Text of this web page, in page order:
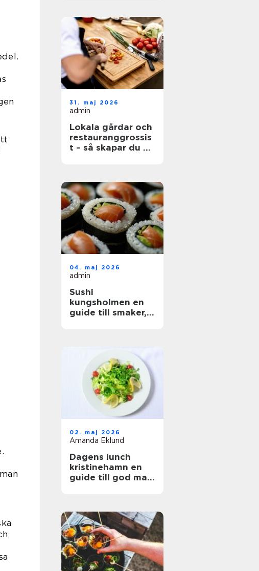
31. maj 2026
admin
Lokala gårdar och
restauranggrossis
t – så skapar du en
04. maj 2026
admin
Sushi
kungsholmen en
guide till smaker,
02. maj 2026
Amanda Eklund
Dagens lunch
kristinehamn en
guide till god mat